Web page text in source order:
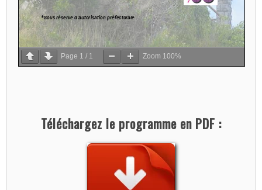
Page 1 / 1 Zoom 100%
Téléchargez le programme en PDF :